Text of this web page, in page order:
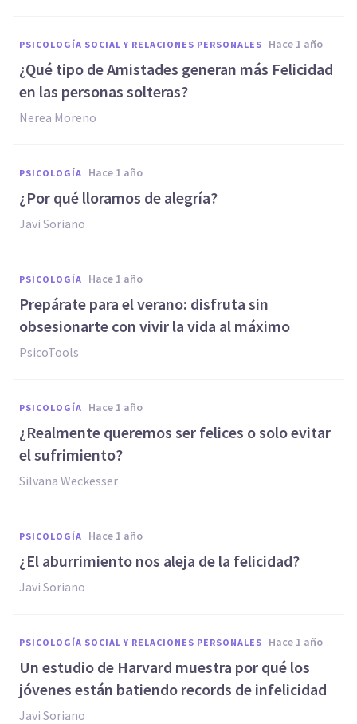
PSICOLOGÍA SOCIAL Y RELACIONES PERSONALES hace 1 año
¿Qué tipo de Amistades generan más Felicidad
en las personas solteras?
Nerea Moreno
PSICOLOGÍA hace 1 año
¿Por qué lloramos de alegría?
Javi Soriano
PSICOLOGÍA hace 1 año
Prepárate para el verano: disfruta sin
obsesionarte con vivir la vida al máximo
PsicoTools
PSICOLOGÍA hace 1 año
¿Realmente queremos ser felices o solo evitar
el sufrimiento?
Silvana Weckesser
PSICOLOGÍA hace 1 año
¿El aburrimiento nos aleja de la felicidad?
Javi Soriano
PSICOLOGÍA SOCIAL Y RELACIONES PERSONALES hace 1 año
Un estudio de Harvard muestra por qué los
jóvenes están batiendo records de infelicidad
Javi Soriano